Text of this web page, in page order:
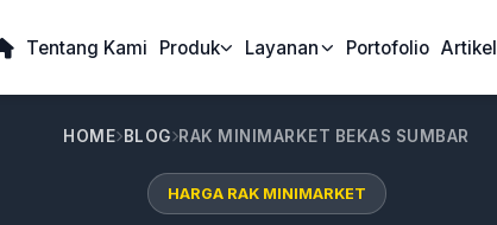
Tentang Kami Produk Layanan Portofolio Artikel
HOME BLOG RAK MINIMARKET BEKAS SUMBAR
HARGA RAK MINIMARKET